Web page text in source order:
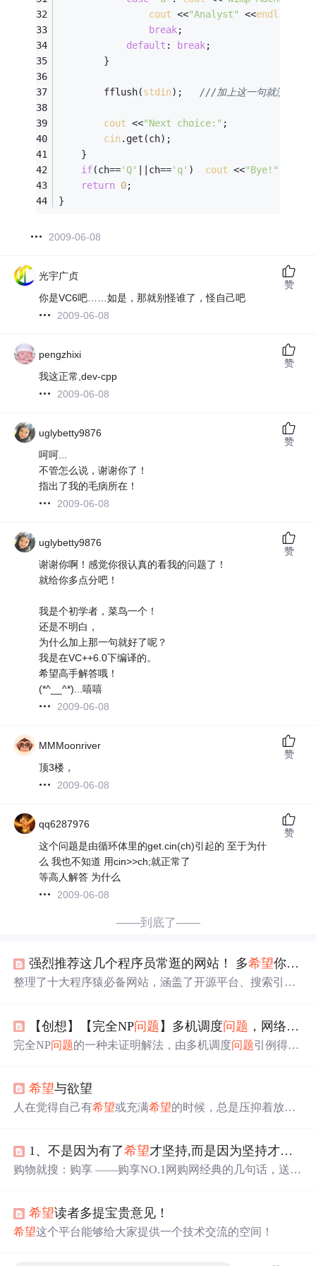
cout <<"Analyst" <<endl
break;
default : break;
		}
		fflush(
stdin); ///加上这一句就没问题
cout <<"Next choice:" ;
cin.get(ch);
	}
if(ch=='Q' ||ch=='q' ) cout <<"Bye!"
return 0;
}
2009-06-08
光宇广贞
你是VC6吧……如是，那就别怪谁了，怪自己吧
2009-06-08
赞
pengzhixi
我这正常,dev-cpp
2009-06-08
赞
uglybetty9876
呵呵...
不管怎么说，谢谢你了！
指出了我的毛病所在！
2009-06-08
赞
uglybetty9876
谢谢你啊！感觉你很认真的看我的问题了！
就给你多点分吧！
我是个初学者，菜鸟一个！
还是不明白，
为什么加上那一句就好了呢？
我是在VC++6.0下编译的。
希望高手解答哦！
(*^__^*)...嘻嘻
2009-06-08
赞
MMMoonriver
顶3楼，
2009-06-08
赞
qq6287976
这个问题是由循环体里的get.cin(ch)引起的 至于为什
么 我也不知道 用cin>>ch;就正常了
等高人解答 为什么
2009-06-08
赞
——到底了——
强烈推荐这几个程序员常逛的网站！ 多希望你能早点知道！
整理了十大程序猿必备网站，涵盖了开源平台、搜索引
github.com 这个我想大多数开发者都知道就不多说了，这
应该是学编程的第一个接触的网站，GitHub是超过4000万
想要什么轮子，上去搜就好了。并且呢，这还是一个高质
量交友平台，你可以在这里交到很多志同道合的朋友喔。
【创想】【完全NP问题 】多机调度问题 ，网络流
完全NP问题的一种未证明解法，由多机调度问题引例得
希望与欲望
人在觉得自己有希望或充满希望的时候，总是压抑着放纵
高，所以绝望也越来越深。 从希望与现实的不可调和性
来看，人生总是充满悲剧的。人在失去希望的时候，最容
的结果更可怕。因此也有很多人被自身欲望的猛兽伤
1、不是因为有了希望才坚持,而是因为坚持才有了
购物就搜：购享 ——购享NO.1网购网经典的几句话，送给
了才有机会!3、不是因为会了才去做,而是因为做了才能会!
希望读者多提宝贵意见！
希望这个平台能够给大家提供一个技术交流的空间！